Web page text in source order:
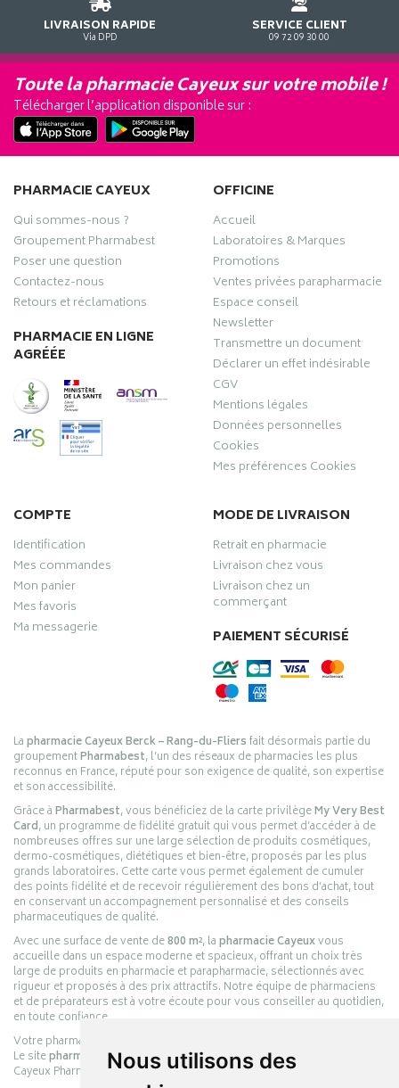
Nous utilisons des
LIVRAISON RAPIDE
Via DPD
SERVICE CLIENT
09 72 09 30 00
Toute la pharmacie Cayeux sur votre mobile !
Télécharger l’application disponible sur :
PHARMACIE CAYEUX
Qui sommes-nous ?
Groupement Pharmabest
Poser une question
Contactez-nous
Retours et réclamations
PHARMACIE EN LIGNE
AGRÉÉE
OFFICINE
Accueil
Laboratoires & Marques
Promotions
Ventes privées parapharmacie
Espace conseil
Newsletter
Transmettre un document
Déclarer un effet indésirable
CGV
Mentions légales
Données personnelles
Cookies
Mes préférences Cookies
COMPTE
Identification
Mes commandes
Mon panier
Mes favoris
Ma messagerie
MODE DE LIVRAISON
Retrait en pharmacie
Livraison chez vous
Livraison chez un
commerçant
PAIEMENT SÉCURISÉ
Lapharmacie Cayeux Berck – Rang-du-Fliersfait désormais partie du
groupementPharmabest, l’un des réseaux de pharmacies les plus
reconnus en France, réputé pour son exigence de qualité, son expertise
et son accessibilité.
Grâce àPharmabest, vous bénéficiez de la carte privilègeMy Very Best
Card, un programme de fidélité gratuit qui vous permet d’accéder à de
nombreuses offres sur une large sélection de produits cosmétiques,
dermo-cosmétiques, diététiques et bien-être, proposés par les plus
grands laboratoires. Cette carte vous permet également de cumuler
des points fidélité et de recevoir régulièrement des bons d’achat, tout
en conservant un accompagnement personnalisé et des conseils
pharmaceutiques de qualité.
Avec une surface de vente de800 m², lapharmacie Cayeuxvous
accueille dans un espace moderne et spacieux, offrant un choix très
large de produits en pharmacie et parapharmacie, sélectionnés avec
rigueur et proposés à des prix attractifs. Notre équipe de pharmaciens
et de préparateurs est à votre écoute pour vous conseiller au quotidien,
en toute confiance.
Votre pharmacie en ligne :
Le sitepharmacie-cayeux.frest le prolongement digital de la pharmacie
Cayeux Pharmabest Berck-sur-Mer – Rang-du-Fliers.